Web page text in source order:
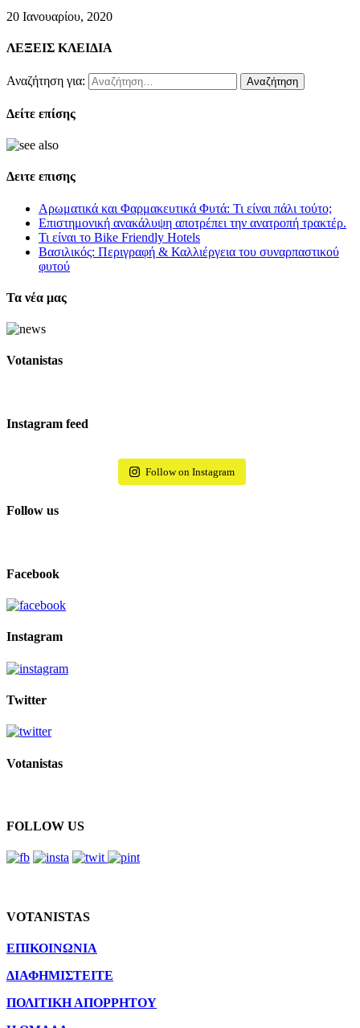
20 Ιανουαρίου, 2020
ΛΕΞΕΙΣ ΚΛΕΙΔΙΑ
Αναζήτηση για:
Δείτε επίσης
Δειτε επισης
Αρωματικά και Φαρμακευτικά Φυτά: Τι είναι πάλι τούτο;
Επιστημονική ανακάλυψη αποτρέπει την ανατροπή τρακτέρ.
Τι είναι το Bike Friendly Hotels
Βασιλικός: Περιγραφή & Καλλιέργεια του συναρπαστικού
φυτού
Τα νέα μας
Votanistas
Instagram feed
Follow on Instagram
Follow us
Facebook
Instagram
Twitter
Votanistas
FOLLOW US
VOTANISTAS
ΕΠΙΚΟΙΝΩΝΙΑ
ΔΙΑΦΗΜΙΣΤΕΙΤΕ
ΠΟΛΙΤΙΚΗ ΑΠΟΡΡΗΤΟΥ